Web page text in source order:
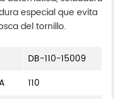
especial que evita
del tornillo.
DB-110-15009
110